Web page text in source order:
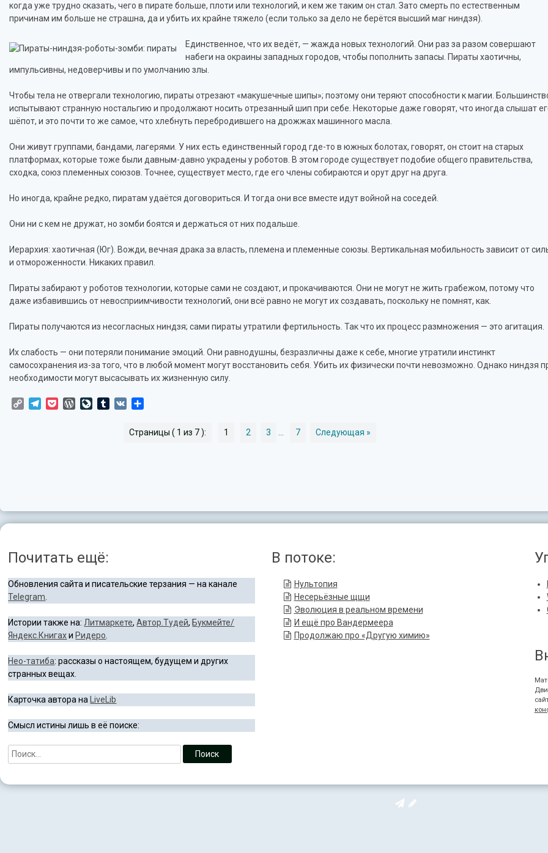
когда уже трудно сказать, чего в пирате больше, плоти или технологий, и кем же таким он стал. Зато смерть по естественным
причинам им больше не страшна, да и убить их крайне тяжело (если только за дело не берётся высший маг ниндзя).
Единственное, что их ведёт, — жажда новых технологий. Они раз за разом совершают
набеги на окраины западных городов, чтобы пополнить запасы. Пираты хаотичны,
импульсивны, недоверчивы и по умолчанию злы.
Чтобы тела не отвергали технологию, пираты отрезают «макушечные шипы»; поэтому они теряют способности к магии.
испытывают странную ностальгию и продолжают носить отрезанный шип при себе. Некоторые даже говорят, что иногда слышат
шёпот, и это почти то же самое, что хлебнуть перебродившего на дрожжах машинного масла.
Они живут группами, бандами, лагерями. У них есть единственный город где-то в южных болотах, говорят, он стоит на старых
платформах, которые тоже были давным-давно украдены у роботов. В этом городе существует подобие общего правительства,
сходка, союз племенных союзов. Точнее, существует место, где его члены собираются и орут друг на друга.
Но иногда, крайне редко, пиратам удаётся договориться. И тогда они все вместе идут войной на соседей.
Они ни с кем не дружат, но зомби боятся и держаться от них подальше.
Иерархия: хаотичная (Юг). Вожди, вечная драка за власть, племена и племенные союзы. Вертикальная мобильность зависит от
и отмороженности. Никаких правил.
Пираты забирают у роботов технологии, которые сами не создают, и прокачиваются. Они не могут не жить грабежом, потому что
даже избавившись от невосприимчивости технологий, они всё равно не могут их создавать, поскольку не помнят, как.
Пираты получаются из несогласных ниндзя; сами пираты утратили фертильность. Так что их процесс размножения — это агитация.
Их слабость — они потеряли понимание эмоций. Они равнодушны, безразличны даже к себе, многие утратили инстинкт
самосохранения из-за того, что в любой момент могут восстановить себя. Убить их физически почти невозможно. Однако ниндзя
необходимости могут высасывать их жизненную силу.
Copy TelegramPocketWordPress
LiveJournal
Tumblr
VK
Страницы ( 1 из 7 ): 1 2 3 7 Следующая »
Почитать ещё:
Обновления сайта и писательские терзания — на канале
Telegram
Истории также на: Литмаркете,Автор.Тудей, Букмейте/
Яндекс.Книгахи Ридеро
Нео-татиба: рассказы о настоящем, будущем и других
странных вещах.
Карточка автора на LiveLib
Смысл истины лишь в её поиске:
В потоке:
Нультопия
Несерьёзные щщи
Эволюция в реальном времени
И ещё про Вандермеера
Продолжаю про «Другую химию»